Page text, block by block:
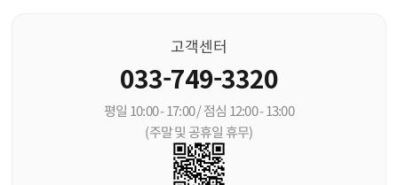
고객센터
033-749-3320
평일 10:00 - 17:00 / 점심 12:00 - 13:00
(주말 및 공휴일 휴무)